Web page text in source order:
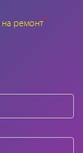
на ремонт*